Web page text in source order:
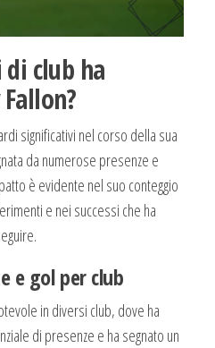
club ha
significativi nel corso della sua
da numerose presenze e
è evidente nel suo conteggio
e nei successi che ha
e gol per club
in diversi club, dove ha
di presenze e ha segnato un